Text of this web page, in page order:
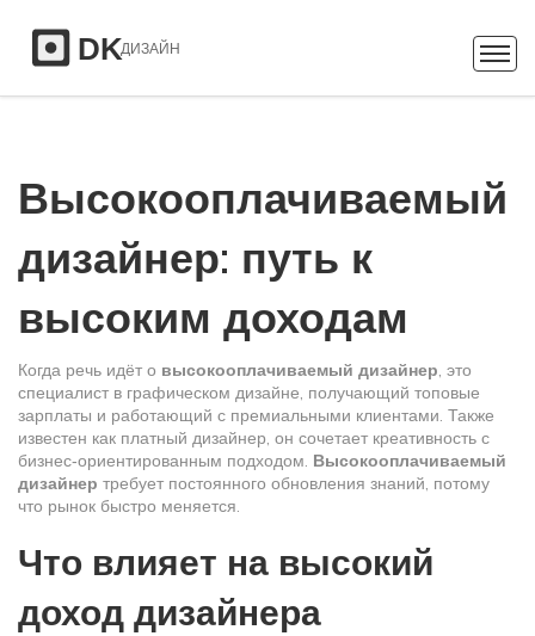
Высокооплачиваемый
дизайнер: путь к
высоким доходам
Когда речь идёт о высокооплачиваемый дизайнер, это
специалист в графическом дизайне, получающий топовые
зарплаты и работающий с премиальными клиентами. Также
известен как платный дизайнер, он сочетает креативность с
бизнес‑ориентированным подходом. Высокооплачиваемый
дизайнер требует постоянного обновления знаний, потому
что рынок быстро меняется.
Что влияет на высокий
доход дизайнера